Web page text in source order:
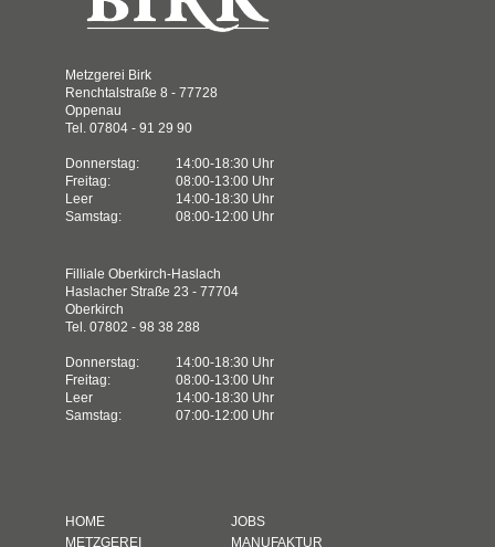
Metzgerei Birk
Renchtalstraße 8 - 77728
Oppenau
Tel. 07804 - 91 29 90
Donnerstag:
Freitag:
Leer
Samstag:
14:00-18:30 Uhr
08:00-13:00 Uhr
14:00-18:30 Uhr
08:00-12:00 Uhr
Filliale Oberkirch-Haslach
Haslacher Straße 23 - 77704
Oberkirch
Tel. 07802 - 98 38 288
Donnerstag:
Freitag:
Leer
Samstag:
14:00-18:30 Uhr
08:00-13:00 Uhr
14:00-18:30 Uhr
07:00-12:00 Uhr
HOME
METZGEREI
JOBS
MANUFAKTUR